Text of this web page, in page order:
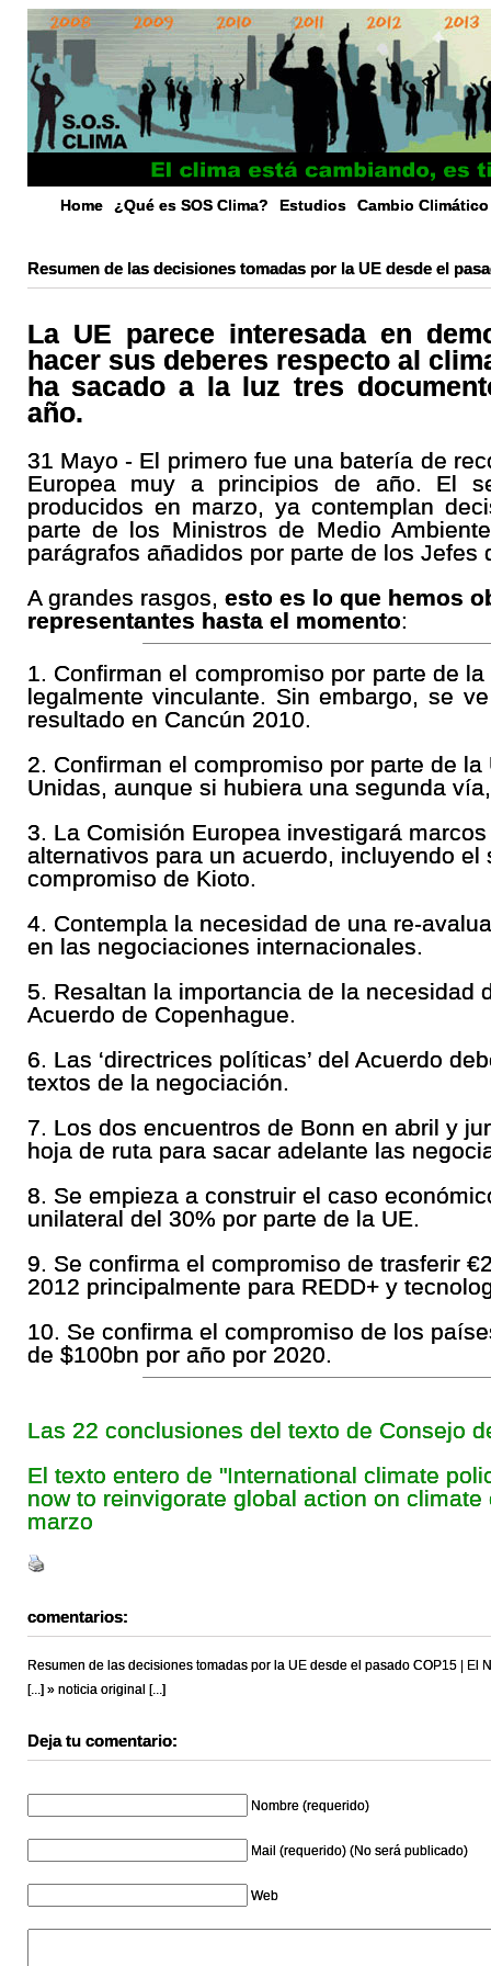
Home ¿Qué es SOS Clima? Estudios Cambio Climático
Resumen de las decisiones tomadas por la UE desde el
La UE parece interesada en
hacer sus deberes respecto al
ha sacado a la luz tres
año.
31 Mayo - El primero fue una batería de
Europea muy a principios de año. El
producidos en marzo, ya contemplan
parte de los Ministros de Medio
parágrafos añadidos por parte de los Jefes
A grandes rasgos, esto es lo que hemos
representantes hasta el momento:
1. Confirman el compromiso por parte de
legalmente vinculante. Sin embargo, se
resultado en Cancún 2010.
2. Confirman el compromiso por parte de
Unidas, aunque si hubiera una segunda
3. La Comisión Europea investigará
alternativos para un acuerdo, incluyendo el
compromiso de Kioto.
4. Contempla la necesidad de una re-
en las negociaciones internacionales.
5. Resaltan la importancia de la necesidad
Acuerdo de Copenhague.
6. Las ‘directrices políticas’ del Acuerdo
textos de la negociación.
7. Los dos encuentros de Bonn en abril y
hoja de ruta para sacar adelante las
8. Se empieza a construir el caso
unilateral del 30% por parte de la UE.
9. Se confirma el compromiso de trasferir
2012 principalmente para REDD+ y
10. Se confirma el compromiso de los
de $100bn por año por 2020.
Las 22 conclusiones del texto de Consejo
El texto entero de "International climate
now to reinvigorate global action on
marzo
comentarios:
Resumen de las decisiones tomadas por la UE desde el pasado COP15 | El
[...] » noticia original [...]
Deja tu comentario:
Nombre (requerido)
Mail (requerido) (No será publicado)
Web